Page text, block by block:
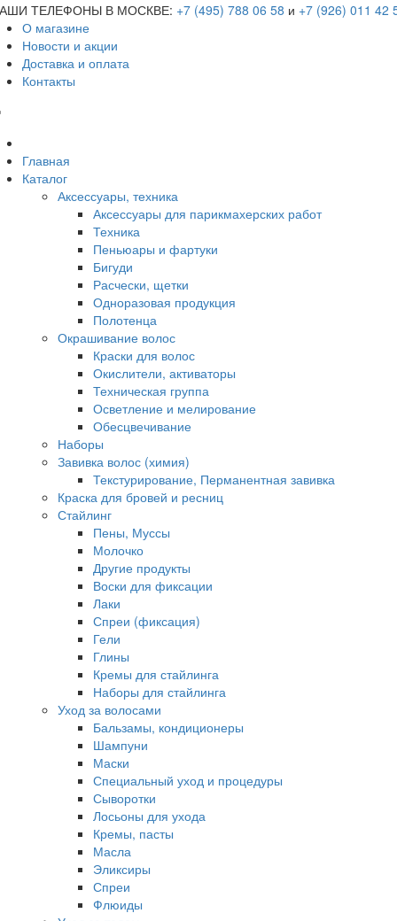
ТЕЛЕФОНЫ В МОСКВЕ: +7 (495) 788 06 58 и +7 (926) 011 42
О магазине
Новости и акции
Доставка и оплата
Контакты
Главная
Каталог
Аксессуары, техника
Аксессуары для парикмахерских работ
Техника
Пеньюары и фартуки
Бигуди
Расчески, щетки
Одноразовая продукция
Полотенца
Окрашивание волос
Краски для волос
Окислители, активаторы
Техническая группа
Осветление и мелирование
Обесцвечивание
Наборы
Завивка волос (химия)
Текстурирование, Перманентная завивка
Краска для бровей и ресниц
Стайлинг
Пены, Муссы
Молочко
Другие продукты
Воски для фиксации
Лаки
Спреи (фиксация)
Гели
Глины
Кремы для стайлинга
Наборы для стайлинга
Уход за волосами
Бальзамы, кондиционеры
Шампуни
Маски
Специальный уход и процедуры
Сыворотки
Лосьоны для ухода
Кремы, пасты
Масла
Эликсиры
Спреи
Флюиды